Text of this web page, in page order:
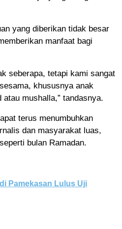
yang diberikan tidak besar
manfaat bagi
seberapa, tetapi kami sangat
khususnya anak
mushalla,” tandasnya.
terus menumbuhkan
dan masyarakat luas,
bulan Ramadan.
Pamekasan Lulus Uji